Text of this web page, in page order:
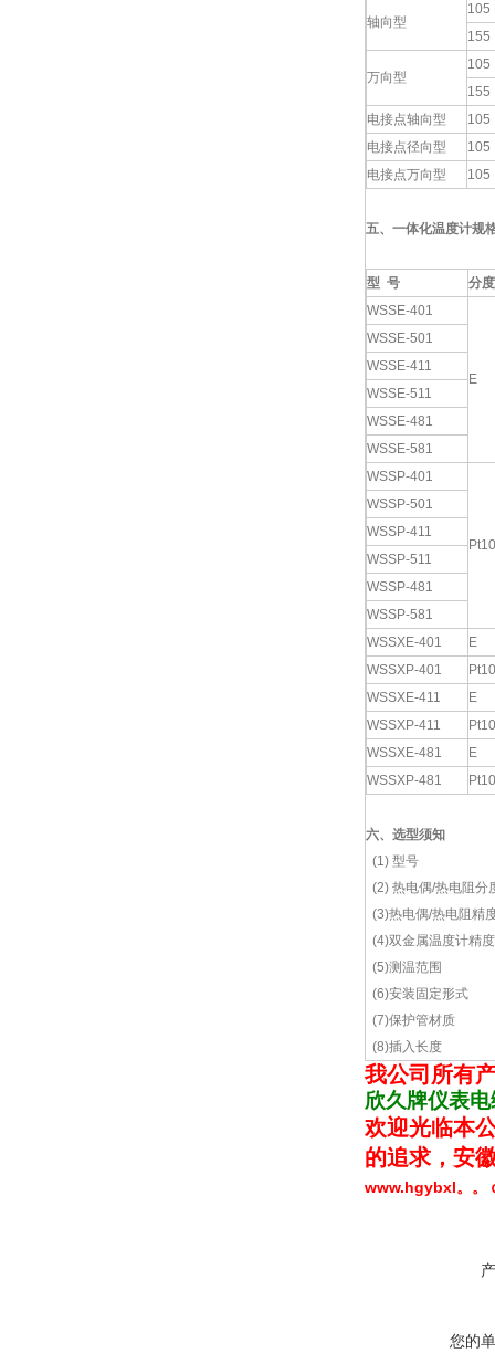
轴向型
105
155
万向型
105
155
电接点轴向型
105
电接点径向型
105
电接点万向型
105
五、一体化温度计规
型 号
分
WSSE-401
E
WSSE-501
WSSE-411
WSSE-511
WSSE-481
WSSE-581
WSSP-401
WSSP-501
WSSP-411
WSSP-511
WSSP-481
WSSP-581
WSSXE-401
E
WSSXP-401
WSSXE-411
E
WSSXP-411
WSSXE-481
E
WSSXP-481
六、选型须知
(1) 型号
(2) 热电偶/热电阻分
(3)热电偶/热电阻精
(4)双金属温度计精
(5)测温范围
(6)安装固定形式
(7)保护管材质
(8)插入长度
我公司 所有
欣久牌仪表
欢迎光临本
的追求，安
www.hgybxl。。
您的